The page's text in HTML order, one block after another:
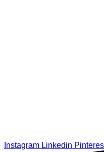
Instagram Linkedin